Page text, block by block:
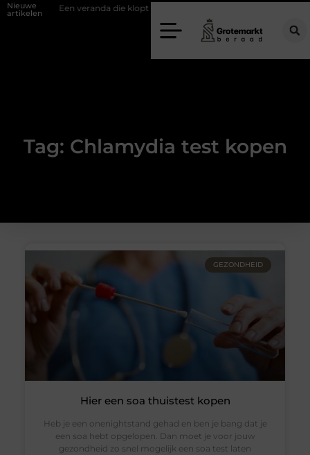
Nieuwe
artikelen Een veranda die klopt begint bij slimme keuzes
Tag: Chlamydia test kopen
GEZONDHEID
Hier een soa thuistest kopen
Heb je een onenightstand gehad en ben je bang dat je
een soa hebt opgelopen. Dan moet je voor jouw
gezondheid zo snel mogelijk een soa test laten